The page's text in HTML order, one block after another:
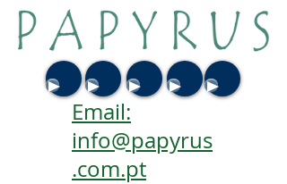
Email:
info@papyrus
.com.pt